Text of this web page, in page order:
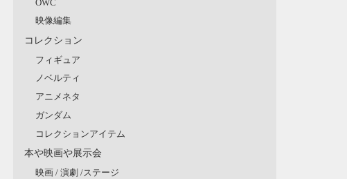
OWC
映像編集
コレクション
フィギュア
ノベルティ
アニメネタ
ガンダム
コレクションアイテム
本や映画や展示会
映画 / 演劇 /ステージ